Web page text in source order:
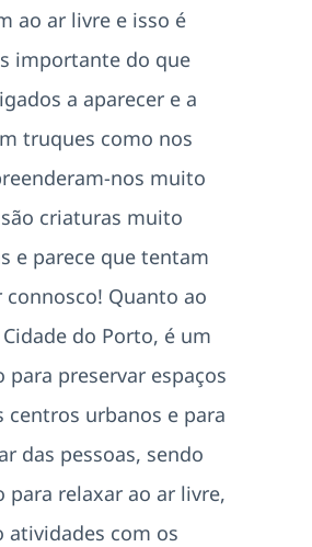
ao ar livre e isso é
importante do que
a aparecer e a
truques como nos
nos muito
criaturas muito
e parece que tentam
connosco! Quanto ao
do Porto, é um
preservar espaços
centros urbanos e para
das pessoas, sendo
para relaxar ao ar livre,
atividades com os